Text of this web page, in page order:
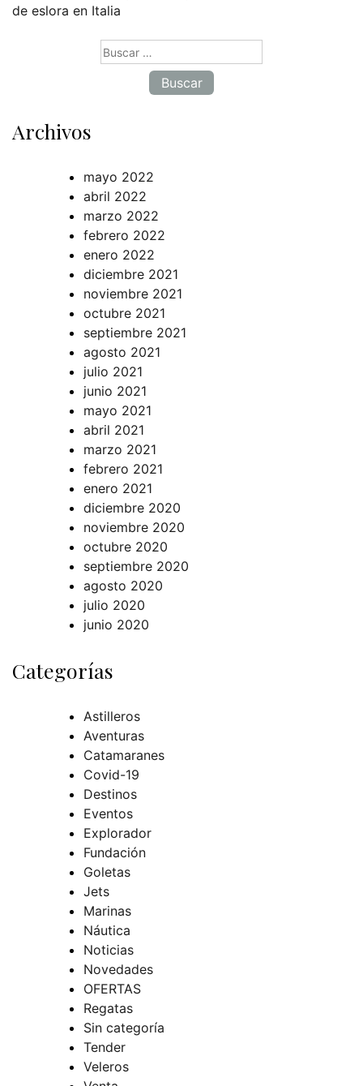
de eslora en Italia
Archivos
mayo 2022
abril 2022
marzo 2022
febrero 2022
enero 2022
diciembre 2021
noviembre 2021
octubre 2021
septiembre 2021
agosto 2021
julio 2021
junio 2021
mayo 2021
abril 2021
marzo 2021
febrero 2021
enero 2021
diciembre 2020
noviembre 2020
octubre 2020
septiembre 2020
agosto 2020
julio 2020
junio 2020
Categorías
Astilleros
Aventuras
Catamaranes
Covid-19
Destinos
Eventos
Explorador
Fundación
Goletas
Jets
Marinas
Náutica
Noticias
Novedades
OFERTAS
Regatas
Sin categoría
Tender
Veleros